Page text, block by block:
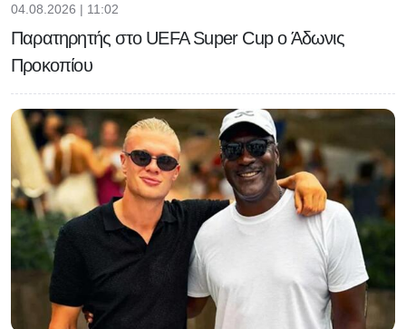
04.08.2026 | 11:02
Παρατηρητής στο UEFA Super Cup ο Άδωνις
Προκοπίου